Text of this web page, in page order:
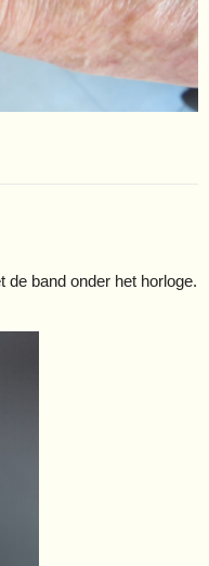
band onder het horloge.